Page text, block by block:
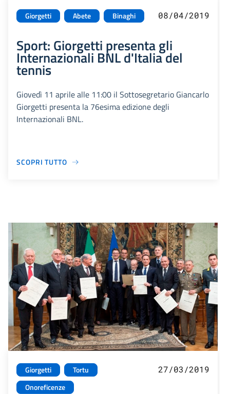
Giorgetti Abete Binaghi 08/04/2019
Sport: Giorgetti presenta gli
Internazionali BNL d'Italia del
tennis
Giovedì 11 aprile alle 11:00 il Sottosegretario Giancarlo
Giorgetti presenta la 76esima edizione degli
Internazionali BNL.
SCOPRI TUTTO
Giorgetti
Tortu
Onoreficenze
27/03/2019